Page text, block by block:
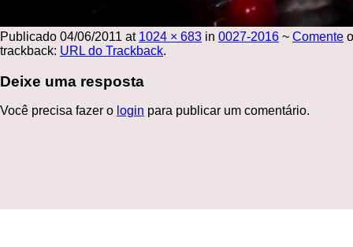
Publicado 04/06/2011 at 1024 × 683 in 0027-2016 ~ Comente
trackback: URL do Trackback.
Deixe uma resposta
Você precisa fazer o login para publicar um comentário.